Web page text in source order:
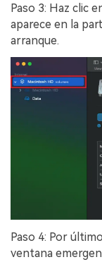
Paso 3: Haz clic
aparece en la
arranque.󠀲󠀡󠀩󠀣󠀡󠀣󠀠󠀢󠀠
Paso 4: Por
ventana